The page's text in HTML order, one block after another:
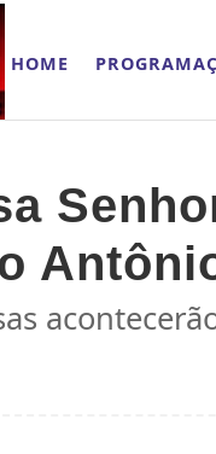
HOME